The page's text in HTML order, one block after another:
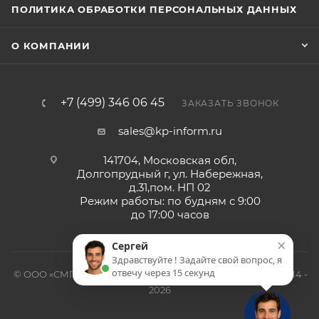
ПОЛИТИКА ОБРАБОТКИ ПЕРСОНАЛЬНЫХ ДАННЫХ
О КОМПАНИИ
+7 (499) 346 06 45 ЗАКАЗАТЬ ЗВОНОК
sales@kp-inform.ru
141704, Московская обл,
Долгопрудный г, ул. Набережная,
д.31,пом. НП 02
Режим работы: по будням с 9:00
до 17:00 часов
© ООО «СМП-Проект», поставка серверных запчастей, 2014 -
2026
×
Сергей
Здравствуйте ! Задайте свой вопрос, я
отвечу через 15 секунд